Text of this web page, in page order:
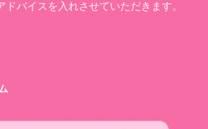
ドバイスを入れさせていただきます。